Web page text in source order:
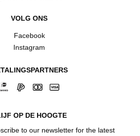
VOLG ONS
Facebook
Instagram
OP DE HOOGTE
to our newsletter for the latest